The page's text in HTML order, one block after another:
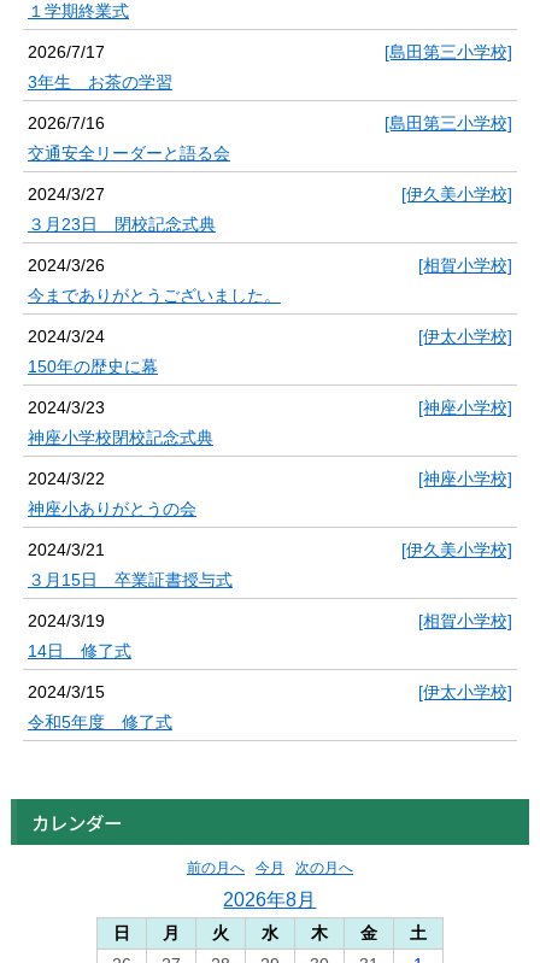
１学期終業式
2026/7/17
[島田第三小学校]
3年生 お茶の学習
2026/7/16
[島田第三小学校]
交通安全リーダーと語る会
2024/3/27
[伊久美小学校]
３月23日 閉校記念式典
2024/3/26
[相賀小学校]
今までありがとうございました。
2024/3/24
[伊太小学校]
150年の歴史に幕
2024/3/23
[神座小学校]
神座小学校閉校記念式典
2024/3/22
[神座小学校]
神座小ありがとうの会
2024/3/21
[伊久美小学校]
３月15日 卒業証書授与式
2024/3/19
[相賀小学校]
14日 修了式
2024/3/15
[伊太小学校]
令和5年度 修了式
カレンダー
前の月へ 今月 次の月へ
2026年8月
日 月 火 水 木 金
土